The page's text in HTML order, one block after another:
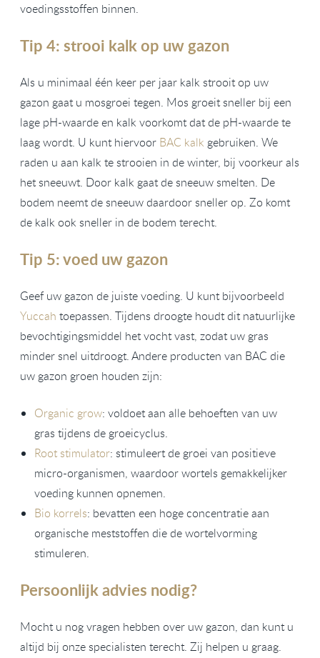
voedingsstoffen binnen.
Tip 4: strooi kalk op uw gazon
Als u minimaal één keer per jaar kalk strooit op uw
gazon gaat u mosgroei tegen. Mos groeit sneller bij een
lage pH-waarde en kalk voorkomt dat de pH-waarde te
laag wordt. U kunt hiervoor BAC kalk gebruiken. We
raden u aan kalk te strooien in de winter, bij voorkeur als
het sneeuwt. Door kalk gaat de sneeuw smelten. De
bodem neemt de sneeuw daardoor sneller op. Zo komt
de kalk ook sneller in de bodem terecht.
Tip 5: voed uw gazon
Geef uw gazon de juiste voeding. U kunt bijvoorbeeld
Yuccah toepassen. Tijdens droogte houdt dit natuurlijke
bevochtigingsmiddel het vocht vast, zodat uw gras
minder snel uitdroogt. Andere producten van BAC die
uw gazon groen houden zijn:
Organic grow: voldoet aan alle behoeften van uw
gras tijdens de groeicyclus.
Root stimulator: stimuleert de groei van positieve
micro-organismen, waardoor wortels gemakkelijker
voeding kunnen opnemen.
Bio korrels: bevatten een hoge concentratie aan
organische meststoffen die de wortelvorming
stimuleren.
Persoonlijk advies nodig?
Mocht u nog vragen hebben over uw gazon, dan kunt u
altijd bij onze specialisten terecht. Zij helpen u graag.